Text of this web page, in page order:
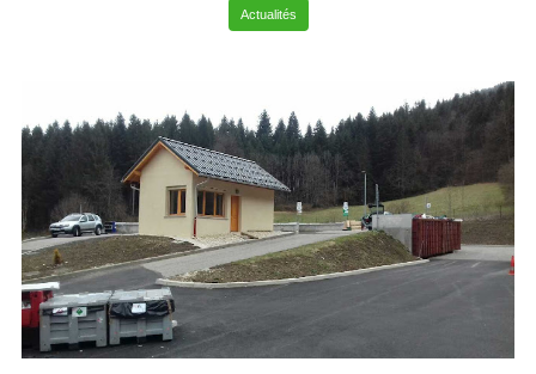
Actualités